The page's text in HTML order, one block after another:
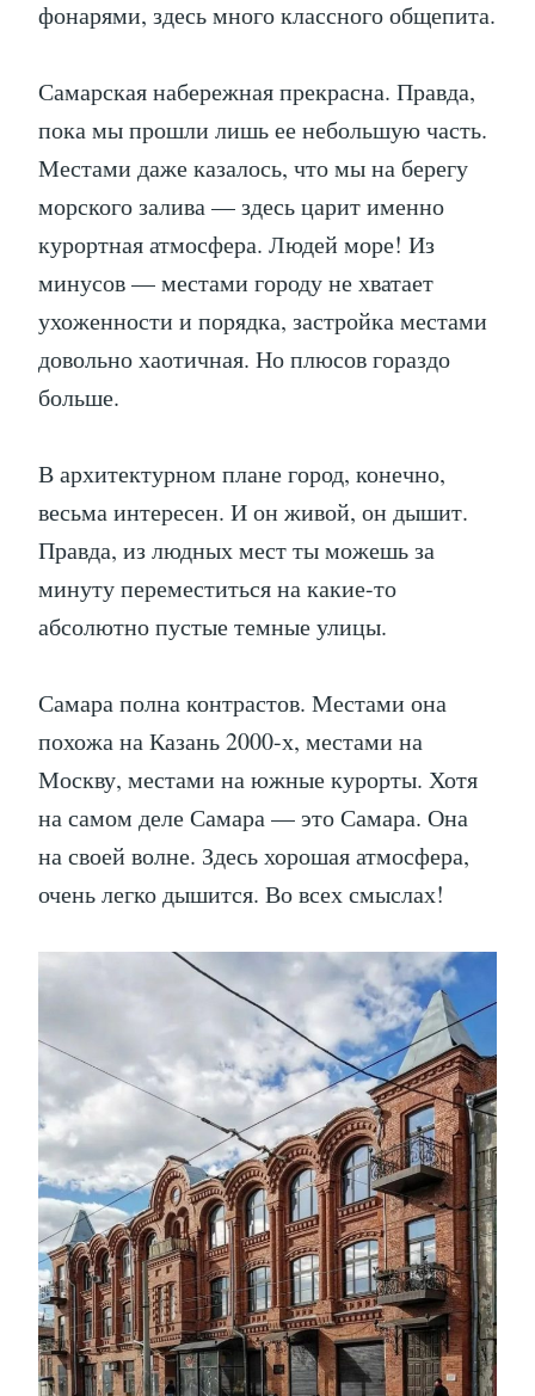
фонарями, здесь много классного общепита.
Самарская набережная прекрасна. Правда,
пока мы прошли лишь ее небольшую часть.
Местами даже казалось, что мы на берегу
морского залива — здесь царит именно
курортная атмосфера. Людей море! Из
минусов — местами городу не хватает
ухоженности и порядка, застройка местами
довольно хаотичная. Но плюсов гораздо
больше.
В архитектурном плане город, конечно,
весьма интересен. И он живой, он дышит.
Правда, из людных мест ты можешь за
минуту переместиться на какие-то
абсолютно пустые темные улицы.
Самара полна контрастов. Местами она
похожа на Казань 2000-х, местами на
Москву, местами на южные курорты. Хотя
на самом деле Самара — это Самара. Она
на своей волне. Здесь хорошая атмосфера,
очень легко дышится. Во всех смыслах!